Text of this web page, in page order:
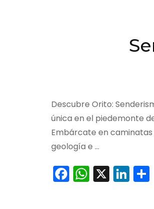
Descubre Orito:
única en el piedemonte
Embárcate en
geología e …
Facebook
X